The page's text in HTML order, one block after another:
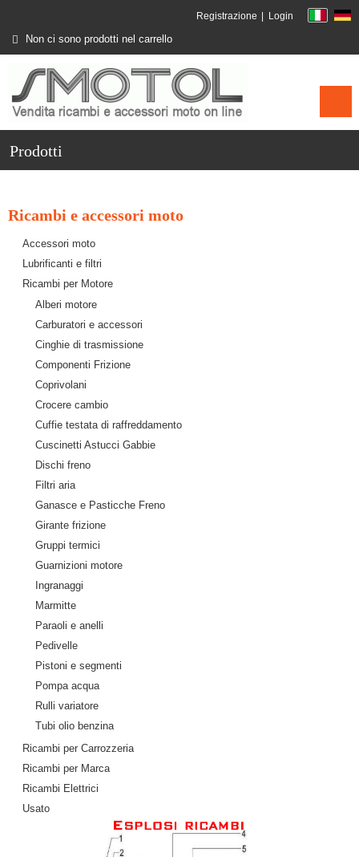
Registrazione Login
Non ci sono prodotti nel carrello
Prodotti
Ricambi e accessori moto
Accessori moto
Lubrificanti e filtri
Ricambi per Motore
Alberi motore
Carburatori e accessori
Cinghie di trasmissione
Componenti Frizione
Coprivolani
Crocere cambio
Cuffie testata di raffreddamento
Cuscinetti Astucci Gabbie
Dischi freno
Filtri aria
Ganasce e Pasticche Freno
Girante frizione
Gruppi termici
Guarnizioni motore
Ingranaggi
Marmitte
Paraoli e anelli
Pedivelle
Pistoni e segmenti
Pompa acqua
Rulli variatore
Tubi olio benzina
Ricambi per Carrozzeria
Ricambi per Marca
Ricambi Elettrici
Usato